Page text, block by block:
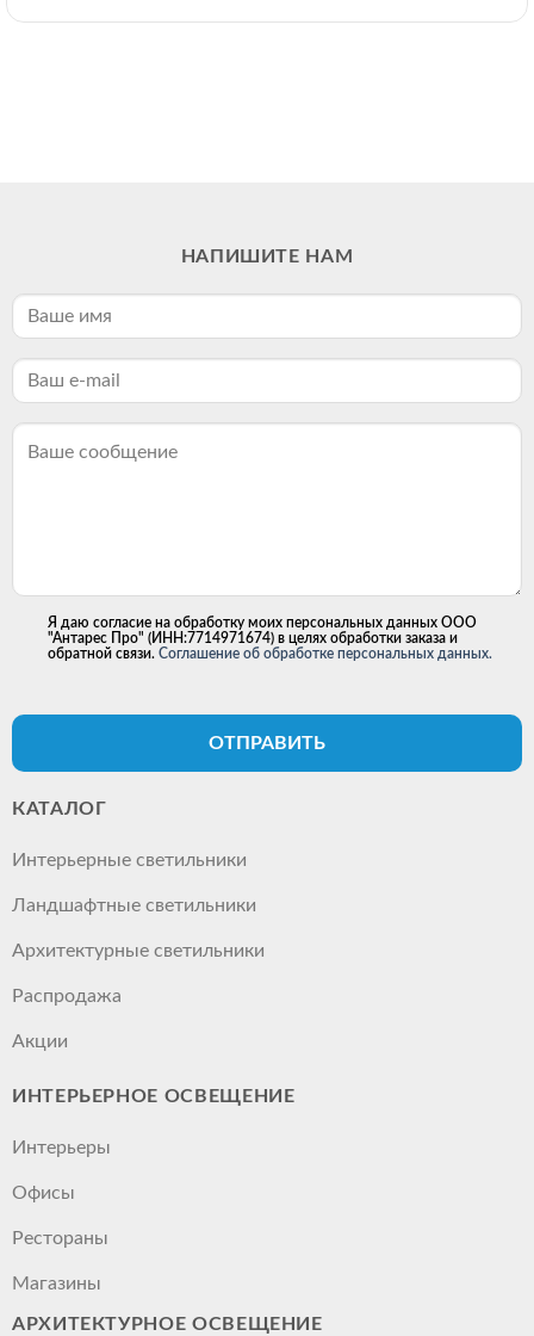
НАПИШИТЕ НАМ
Я даю согласие на обработку моих персональных данных ООО
"Антарес Про" (ИНН:7714971674) в целях обработки заказа и
обратной связи. Соглашение об обработке персональных данных.
ОТПРАВИТЬ
КАТАЛОГ
Интерьерные светильники
Ландшафтные светильники
Архитектурные светильники
Распродажа
Акции
ИНТЕРЬЕРНОЕ ОСВЕЩЕНИЕ
Интерьеры
Офисы
Рестораны
Магазины
АРХИТЕКТУРНОЕ ОСВЕЩЕНИЕ